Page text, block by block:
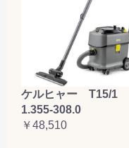
ケルヒャー T15/1
1.355-308.0
￥48,510